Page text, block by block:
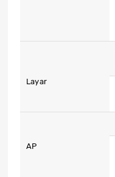
Layar
AP